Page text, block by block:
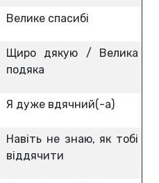
Велике спасибі
Щиро дякую / Велика
подяка
Я дуже вдячний(-а)
Навіть не знаю, як тобі
віддячити